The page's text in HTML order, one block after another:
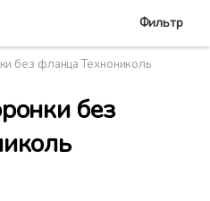
без фланца Технониколь
без
Фильтр